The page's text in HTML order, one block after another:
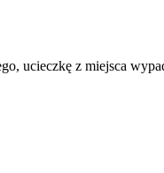
ucieczkę z miejsca